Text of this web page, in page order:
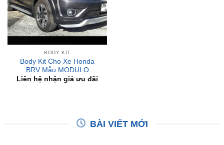
BODY KIT
Body Kit Cho Xe Honda
BRV Mẫu MODULO
Liên hệ nhận giá ưu đãi